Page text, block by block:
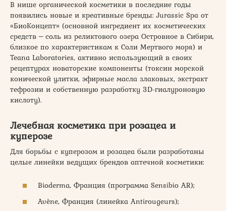
В нише органической косметики в последние годы
появились новые и креативные бренды: Jurassic Spa от
«БиоКонцепт» (основной ингредиент их косметических
средств ‒ соль из реликтового озера Островное в Сибири,
близкое по характеристикам к Соли Мертвого моря) и
Teana Laboratories, активно использующий в своих
рецептурах новаторские компоненты (токсин морской
конической улитки, эфирные масла злаковых, экстракт
тефрозии и собственную разработку 3D-гиалуроновую
кислоту).
Лечебная косметика при розацеа и
куперозе
Для борьбы с куперозом и розацеа были разработаны
целые линейки ведущих брендов аптечной косметики:
Bioderma, Франция (программа Sensibio AR);
Avène, Франция (линейка Antirougeurs);